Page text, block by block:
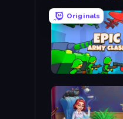
Originals
Epic Army Clash